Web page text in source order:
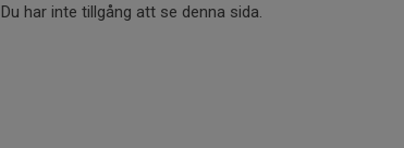
Du har inte tillgång att se denna sida.